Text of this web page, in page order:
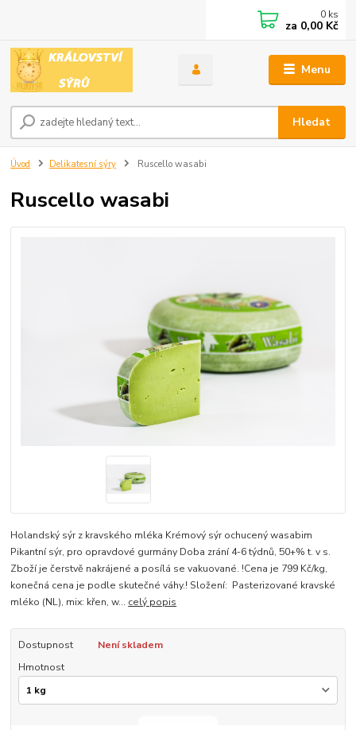
Menu
Hledat
0 ks
za 0,00 Kč
Úvod Delikatesní sýry Ruscello wasabi
Ruscello wasabi
Holandský sýr z kravského mléka Krémový sýr ochucený wasabim
Pikantní sýr, pro opravdové gurmány Doba zrání 4-6 týdnů, 50+% t. v s.
Zboží je čerstvě nakrájené a posílá se vakuované. !Cena je 799 Kč/kg,
konečná cena je podle skutečné váhy.! Složení: Pasterizované kravské
mléko (NL), mix: křen, w... celý popis
Dostupnost
Není skladem
Hmotnost